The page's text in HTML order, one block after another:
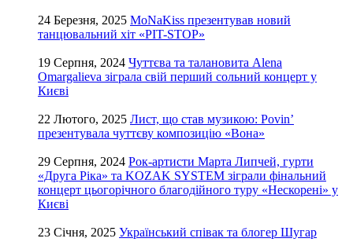
24 Березня, 2025 MoNaKiss презентував новий
танцювальний хіт «PIT-STOP»
19 Серпня, 2024 Чуттєва та талановита Alena
Omargalieva зіграла свій перший сольний концерт у
Києві
22 Лютого, 2025 Лист, що став музикою: Povin’
презентувала чуттєву композицію «Вона»
29 Серпня, 2024 Рок-артисти Марта Липчей, гурти
«Друга Ріка» та KOZAK SYSTEM зіграли фінальний
концерт цьогорічного благодійного туру «Нескорені» у
Києві
23 Січня, 2025 Український співак та блогер Шугар